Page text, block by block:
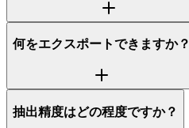
何をエクスポートできますか？
抽出精度はどの程度ですか？